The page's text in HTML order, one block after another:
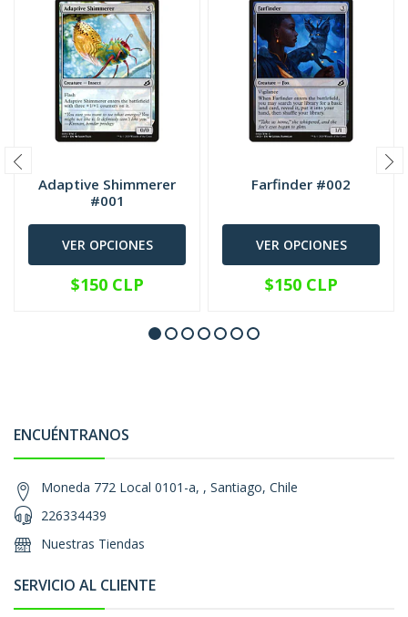
Adaptive Shimmerer
#001
VER OPCIONES
$150 CLP
Farfinder #002
VER OPCIONES
$150 CLP
ENCUÉNTRANOS
Moneda 772 Local 0101-a, , Santiago, Chile
226334439
Nuestras Tiendas
SERVICIO AL CLIENTE